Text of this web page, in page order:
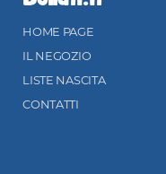
HOME PAGE
IL NEGOZIO
LISTE NASCITA
CONTATTI